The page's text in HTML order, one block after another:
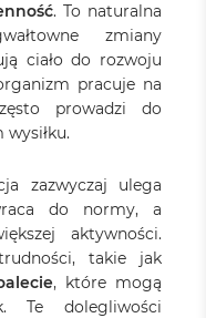
. To naturalna
zmiany
ciało do rozwoju
pracuje na
prowadzi do
zazwyczaj ulega
do normy, a
aktywności.
takie jak
, które mogą
Te dolegliwości